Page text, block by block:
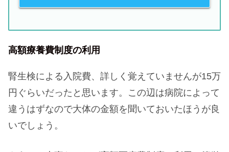
高額療養費制度の利用
腎生検による入院費、詳しく覚えていませんが15万
円ぐらいだったと思います。この辺は病院によって
違うはずなので大体の金額を聞いておいたほうが良
いでしょう。